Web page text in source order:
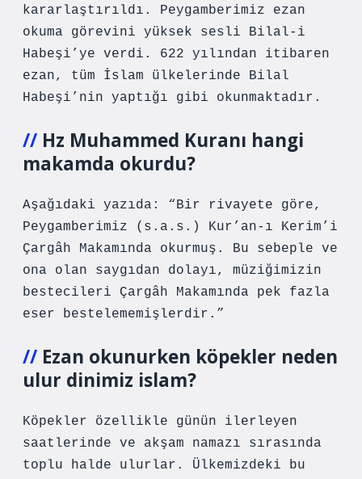
kararlaştırıldı. Peygamberimiz ezan
okuma görevini yüksek sesli Bilal-i
Habeşi’ye verdi. 622 yılından itibaren
ezan, tüm İslam ülkelerinde Bilal
Habeşi’nin yaptığı gibi okunmaktadır.
Hz Muhammed Kuranı hangi
makamda okurdu?
Aşağıdaki yazıda: “Bir rivayete göre,
Peygamberimiz (s.a.s.) Kur’an-ı Kerim’i
Çargâh Makamında okurmuş. Bu sebeple ve
ona olan saygıdan dolayı, müziğimizin
bestecileri Çargâh Makamında pek fazla
eser bestelememişlerdir.”
Ezan okunurken köpekler neden
ulur dinimiz islam?
Köpekler özellikle günün ilerleyen
saatlerinde ve akşam namazı sırasında
toplu halde ulurlar. Ülkemizdeki bu